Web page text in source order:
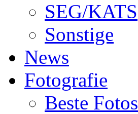
SEG/KATS
Sonstige
News
Fotografie
Beste Fotos